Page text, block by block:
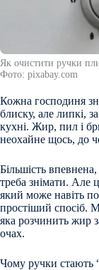
Як очистити ручки
Фото: pixabay.com
Кожна господиня
блиску, але липкі,
кухні. Жир, пил і
неохайне щось, до
Більшість
треба знімати. Але
який може навіть
простіший спосіб.
яка розчинить жир
очах.
Чому ручки стають